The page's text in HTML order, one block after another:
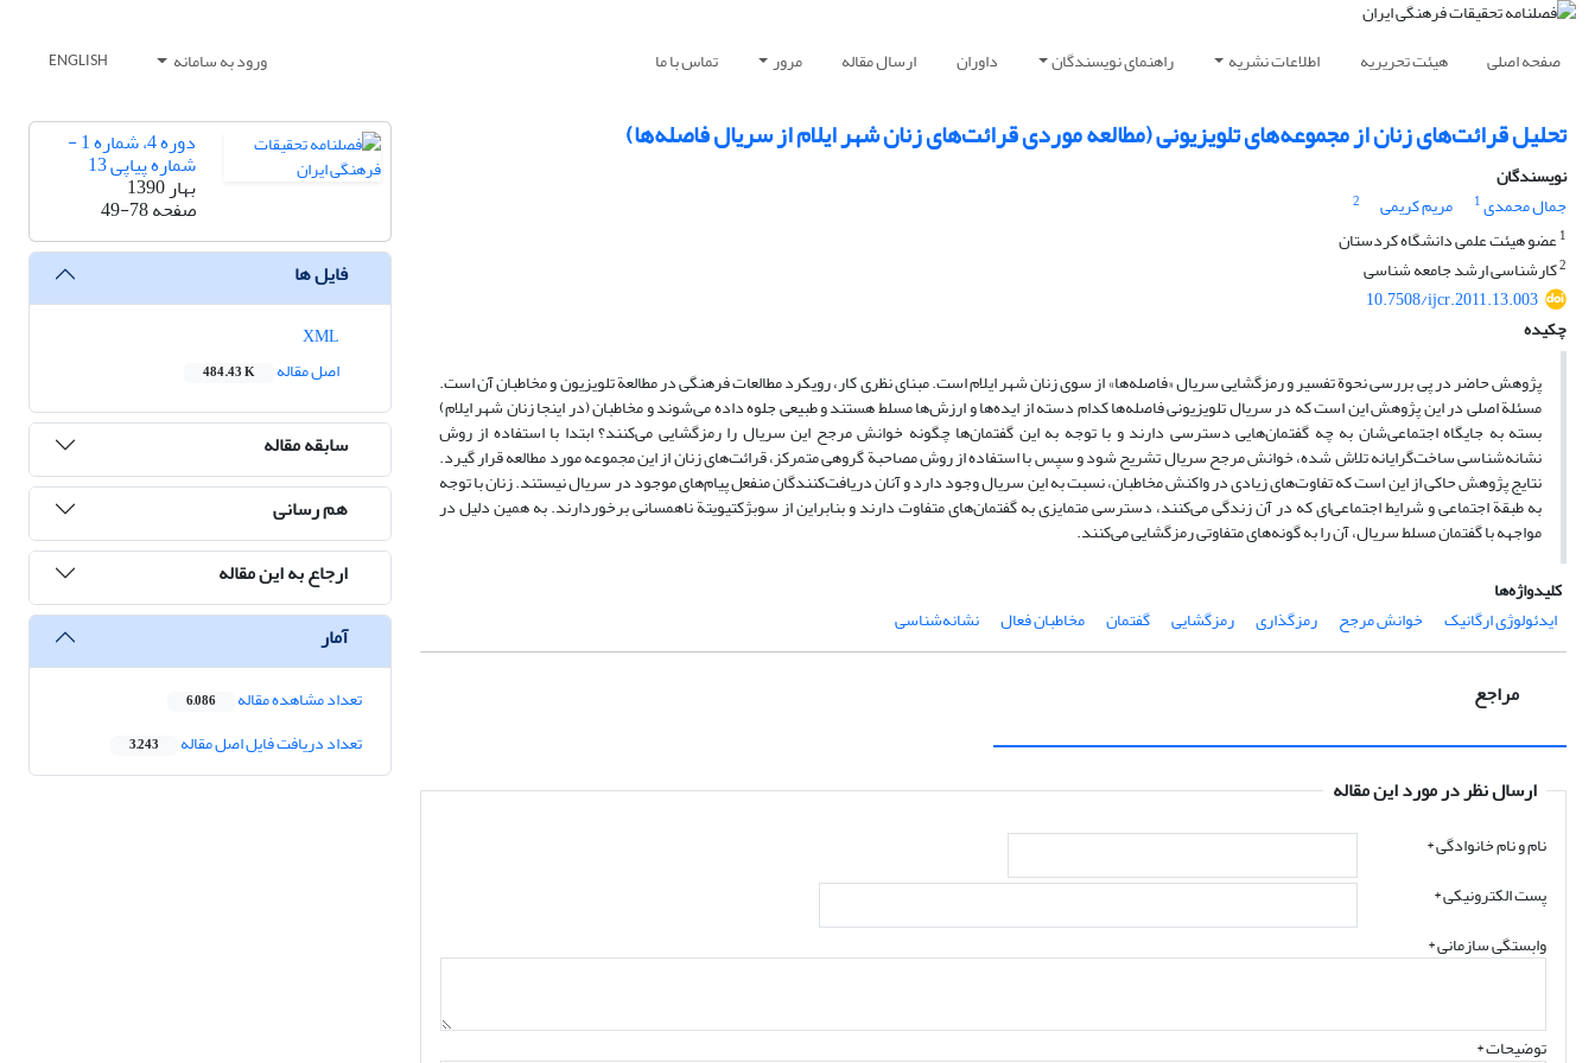
صفحه اصلی هیئت تحریریه اطلاعات نشریه راهنمای نویسندگان داوران ارسال مقاله مرور تماس با ما ورود به سامانه ENGLISH
تحلیل قرائت‌های زنان از مجموعه‌های تلویزیونی (مطالعه موردی قرائت‌های زنان شهر ایلام از سریال فاصله‌ها)
نویسندگان
جمال محمدی1 مریم کریمی
2
1عضو هیئت علمی دانشگاه کردستان
2کارشناسی ارشد جامعه شناسی
10.7508/ijcr.2011.13.003
چکیده
پژوهش حاضر در پی بررسی نحوة تفسیر و رمزگشایی سریال «فاصله‌ها» از سوی زنان شهر ایلام است. مبنای نظری کار، رویکرد مطالعات فرهنگی در مطالعة تلویزیون و مخاطبان آن است.
مسئلة اصلی در این پژوهش این است که در سریال تلویزیونی فاصله‌ها کدام دسته از ایده‌ها و ارزش‌ها مسلط هستند و طبیعی جلوه داده می‌شوند و مخاطبان (در اینجا زنان شهر ایلام)
بسته به جایگاه اجتماعی‌شان به چه گفتمان‌هایی دسترسی دارند و با توجه به این گفتمان‌ها چگونه خوانش مرجح این سریال را رمزگشایی می‌کنند؟ ابتدا با استفاده از روش
نشانه‌شناسی ساخت‌گرایانه تلاش شده، خوانش مرجح سریال تشریح شود و سپس با استفاده از روش مصاحبة گروهی متمرکز، قرائت‌های زنان از این مجموعه مورد مطالعه قرار گیرد.
نتایج پژوهش حاکی از این است که تفاوت‌های زیادی در واکنش مخاطبان، نسبت به این سریال وجود دارد و آنان دریافت‌کنندگان منفعل پیام‌های موجود در سریال نیستند. زنان با توجه
به طبقة اجتماعی و شرایط اجتماعی‌ای که در آن زندگی می‌کنند، دسترسی متمایزی به گفتمان‌های متفاوت دارند و بنابراین از سوبژکتیویتة ناهمسانی برخوردارند. به همین دلیل در
مواجهه با گفتمان مسلط سریال، آن را به گونه‌های متفاوتی رمزگشایی می‌کنند.
کلیدواژه‌ها
ایدئولوژی ارگانیک
خوانش مرجح رمزگذاری رمزگشایی گفتمان مخاطبان فعال نشانه‌شناسی
مراجع
ارسال نظر در مورد این مقاله
نام و نام خانوادگی*
پست الکترونیکی*
وابستگی سازمانی *
توضیحات *
دوره 4، شماره 1 -
شماره پیاپی 13
بهار 1390
صفحه49-78
فایل ها
اصل مقاله
484.43 K
سابقه مقاله
هم رسانی
ارجاع به این مقاله
آمار
تعداد مشاهده مقاله 6,086
تعداد دریافت فایل اصل مقاله 3,243